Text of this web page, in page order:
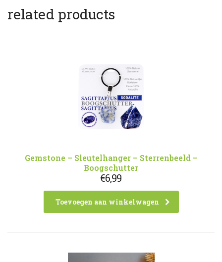
related products
Gemstone – Sleutelhanger – Sterrenbeeld –
Boogschutter
€6,99
Toevoegen aan winkelwagen